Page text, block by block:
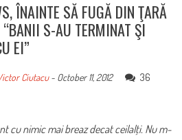
ÎNAINTE SĂ FUGĂ DIN ŢARĂ
S-AU TERMINAT ŞI
EI”
Ciutacu- October 11, 2012
36
cu nimic mai breaz decat ceilalţi. Nu m-